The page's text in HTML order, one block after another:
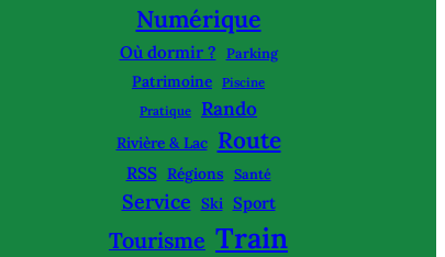
Numérique
Où dormir ? Parking
Patrimoine
Piscine
Pratique
Rando
Rivière & Lac Route
RSS Régions Santé
Service Ski Sport
Tourisme Train